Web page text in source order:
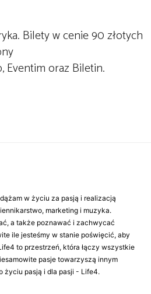
Bilety w cenie 90 złotych
Eventim oraz Biletin.
w życiu za pasją i realizacją
marketing i muzyka.
a także poznawać i zachwycać
ile jesteśmy w stanie poświęcić, aby
to przestrzeń, która łączy wszystkie
pasje towarzyszą innym
życiu pasją i dla pasji - Life4.